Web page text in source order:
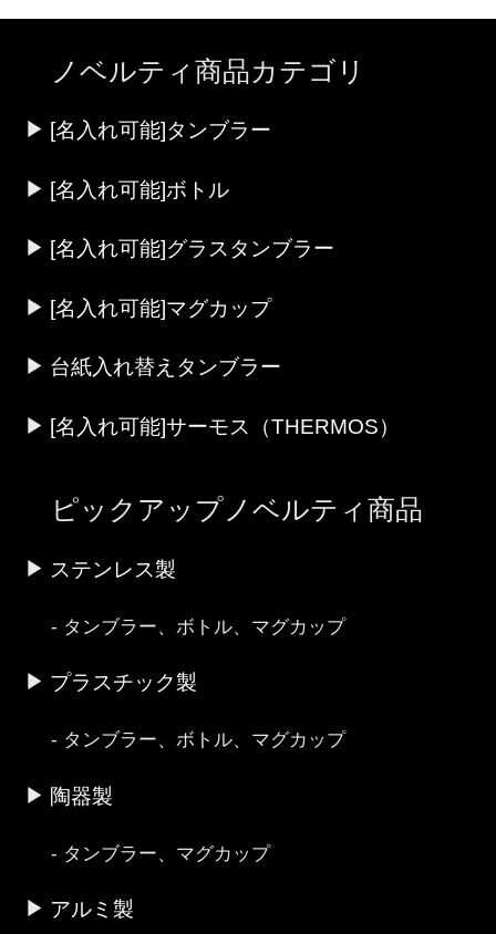
ノベルティ商品カテゴリ
[名入れ可能]タンブラー
[名入れ可能]ボトル
[名入れ可能]グラスタンブラー
[名入れ可能]マグカップ
台紙入れ替えタンブラー
[名入れ可能]サーモス（THERMOS）
ピックアップノベルティ商品
ステンレス製
タンブラー、ボトル、マグカップ
プラスチック製
タンブラー、ボトル、マグカップ
陶器製
タンブラー、マグカップ
アルミ製